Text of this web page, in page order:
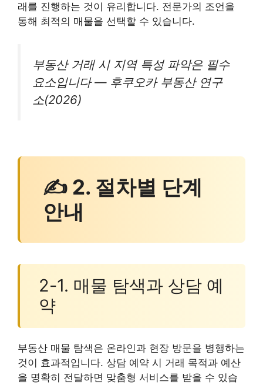
래를 진행하는 것이 유리합니다. 전문가의 조언을
통해 최적의 매물을 선택할 수 있습니다.
부동산 거래 시 지역 특성 파악은 필수
요소입니다 — 후쿠오카 부동산 연구
소(2026)
✍ 2. 절차별 단계
안내
2-1. 매물 탐색과 상담 예
약
부동산 매물 탐색은 온라인과 현장 방문을 병행하는
것이 효과적입니다. 상담 예약 시 거래 목적과 예산
을 명확히 전달하면 맞춤형 서비스를 받을 수 있습